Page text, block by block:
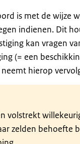
is met de wijze
indienen. Dit
kan vragen
(= een
hierop
volstrekt
zelden behoefte